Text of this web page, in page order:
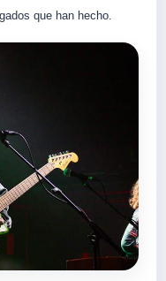
que han hecho.